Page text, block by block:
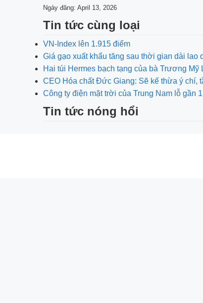
Ngày đăng: April 13, 2026
Tin tức cùng loại
VN-Index lên 1.915 điểm
Giá gạo xuất khẩu tăng sau thời gian dài lao
Hai túi Hermes bạch tạng của bà Trương
CEO Hóa chất Đức Giang: Sẽ kế thừa ý chí,
Công ty điện mặt trời của Trung Nam lỗ gần
Tin tức nóng hổi